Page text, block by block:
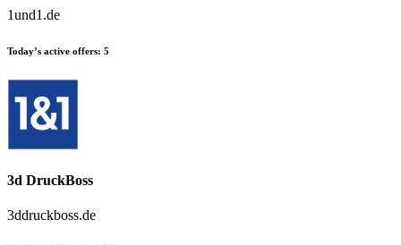
1und1.de
Today’s active offers: 5
3d DruckBoss
3ddruckboss.de